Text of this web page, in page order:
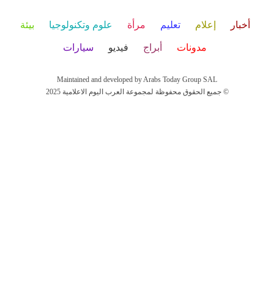
أخبار إعلام تعليم مرأة علوم وتكنولوجيا بيئة
مدونات أبراج فيديو سيارات
Maintained and developed by Arabs Today Group SAL
جميع الحقوق محفوظة لمجموعة العرب اليوم الاعلامية 2025 ©